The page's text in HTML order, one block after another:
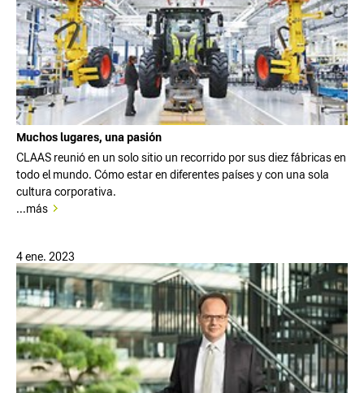
Muchos lugares, una pasión
CLAAS reunió en un solo sitio un recorrido por sus diez fábricas en
todo el mundo. Cómo estar en diferentes países y con una sola
cultura corporativa.
...más
4 ene. 2023